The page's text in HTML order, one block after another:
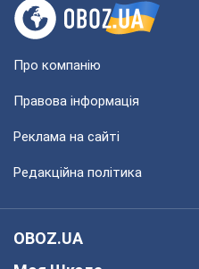
Про компанію
Правова інформація
Реклама на сайті
Редакційна політика
OBOZ.UA